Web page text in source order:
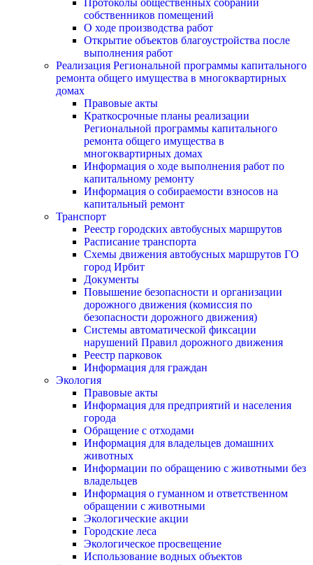
Протоколы общественных собраний
собственников помещений
О ходе производства работ
Открытие объектов благоустройства после
выполнения работ
Реализация Региональной программы капитального
ремонта общего имущества в многоквартирных
домах
Правовые акты
Краткосрочные планы реализации
Региональной программы капитального
ремонта общего имущества в
многоквартирных домах
Информация о ходе выполнения работ по
капитальному ремонту
Информация о собираемости взносов на
капитальный ремонт
Транспорт
Реестр городских автобусных маршрутов
Расписание транспорта
Схемы движения автобусных маршрутов ГО
город Ирбит
Документы
Повышение безопасности и организации
дорожного движения (комиссия по
безопасности дорожного движения)
Системы автоматической фиксации
нарушений Правил дорожного движения
Реестр парковок
Информация для граждан
Экология
Правовые акты
Информация для предприятий и населения
города
Обращение с отходами
Информация для владельцев домашних
животных
Информации по обращению с животными без
владельцев
Информация о гуманном и ответственном
обращении с животными
Экологические акции
Городские леса
Экологическое просвещение
Использование водных объектов